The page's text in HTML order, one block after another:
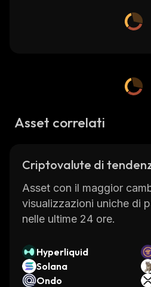
Asset correlati
Criptovalute di
Asset con il maggior
visualizzazioni uniche di
nelle ultime 24 ore.
Hyperliquid
Solana
Ondo